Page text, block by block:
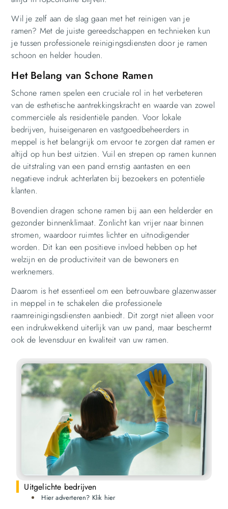
Wil je zelf aan de slag gaan met het reinigen van je
ramen? Met de juiste gereedschappen en technieken kun
je tussen professionele reinigingsdiensten door je ramen
schoon en helder houden.
Het Belang van Schone Ramen
Schone ramen spelen een cruciale rol in het verbeteren
van de esthetische aantrekkingskracht en waarde van zowel
commerciële als residentiële panden. Voor lokale
bedrijven, huiseigenaren en vastgoedbeheerders in
meppel is het belangrijk om ervoor te zorgen dat ramen er
altijd op hun best uitzien. Vuil en strepen op ramen kunnen
de uitstraling van een pand ernstig aantasten en een
negatieve indruk achterlaten bij bezoekers en potentiële
klanten.
Bovendien dragen schone ramen bij aan een helderder en
gezonder binnenklimaat. Zonlicht kan vrijer naar binnen
stromen, waardoor ruimtes lichter en uitnodigender
worden. Dit kan een positieve invloed hebben op het
welzijn en de productiviteit van de bewoners en
werknemers.
Daarom is het essentieel om een betrouwbare glazenwasser
in meppel in te schakelen die professionele
raamreinigingsdiensten aanbiedt. Dit zorgt niet alleen voor
een indrukwekkend uiterlijk van uw pand, maar beschermt
ook de levensduur en kwaliteit van uw ramen.
Uitgelichte bedrijven
Hier adverteren? Klik hier